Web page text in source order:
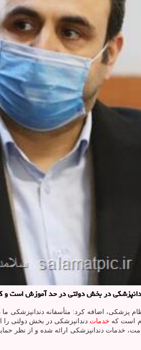
در بخش دولتی در حد آموزش است و
پزشکی، اضافه کرد: متأسفانه دندانپزشکی
است که خدمات دندانپزشکی در بخش دولتی را
خدمات دندانپزشکی ارائه شده و از نظر